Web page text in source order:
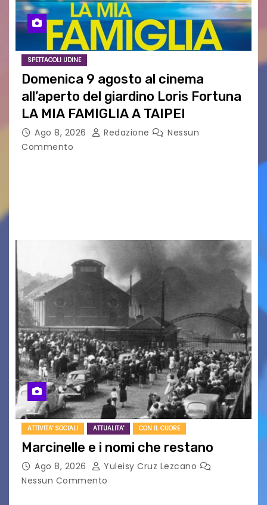
SPETTACOLI UDINE
Domenica 9 agosto al cinema
all’aperto del giardino Loris Fortuna
LA MIA FAMIGLIA A TAIPEI
Ago 8, 2026 Redazione
Nessun
Commento
ATTIVITA' SOCIALI ATTUALITA' CON IL CUORE
Marcinelle e i nomi che restano
Ago 8, 2026
Yuleisy Cruz Lezcano
Nessun Commento